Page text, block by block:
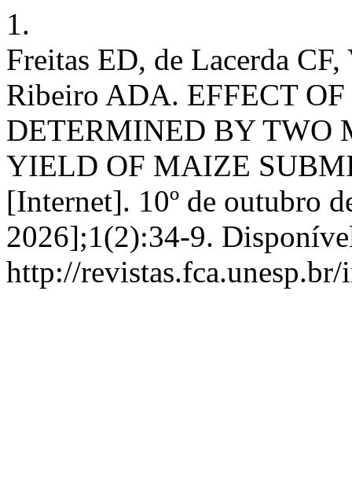
1.
Freitas ED, de Lacerda
Ribeiro ADA. EFFECT
DETERMINED BY TWO
YIELD OF MAIZE
[Internet]. 10º de outubro
2026];1(2):34-9.
http://